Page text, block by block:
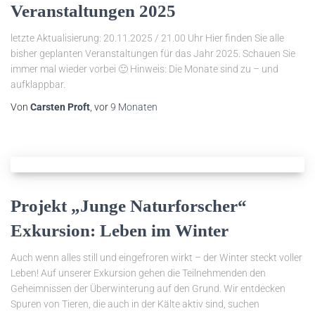
Veranstaltungen 2025
letzte Aktualisierung: 20.11.2025 / 21.00 Uhr Hier finden Sie alle
bisher geplanten Veranstaltungen für das Jahr 2025. Schauen Sie
immer mal wieder vorbei 🙂 Hinweis: Die Monate sind zu – und
aufklappbar.
Von Carsten Proft , vor9 Monaten
Projekt „Junge Naturforscher“
Exkursion: Leben im Winter
Auch wenn alles still und eingefroren wirkt – der Winter steckt voller
Leben! Auf unserer Exkursion gehen die Teilnehmenden den
Geheimnissen der Überwinterung auf den Grund. Wir entdecken
Spuren von Tieren, die auch in der Kälte aktiv sind, suchen